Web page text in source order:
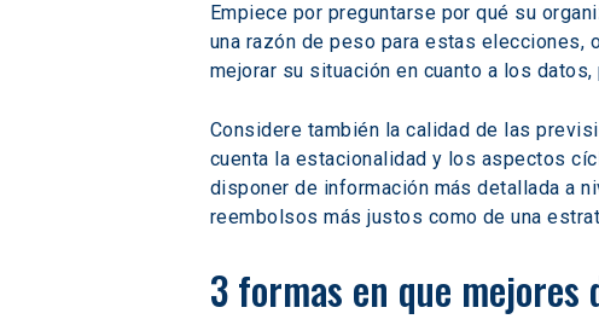
Empiece por preguntarse por qué su
una razón de peso para estas
mejorar su situación en cuanto a los
Considere también la calidad de las
cuenta la estacionalidad y los aspectos
disponer de información más detallada a
reembolsos más justos como de una
3 formas en que